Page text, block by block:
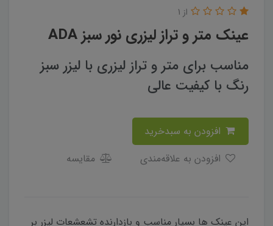
عینک متر و تراز لیزری نور سبز ADA
از 1
مناسب برای متر و تراز لیزری با لیزر سبز
رنگ با کیفیت عالی
مقایسه
این عینک ها بسیار مناسب و بازدارنده تشعشعات لیزر بر